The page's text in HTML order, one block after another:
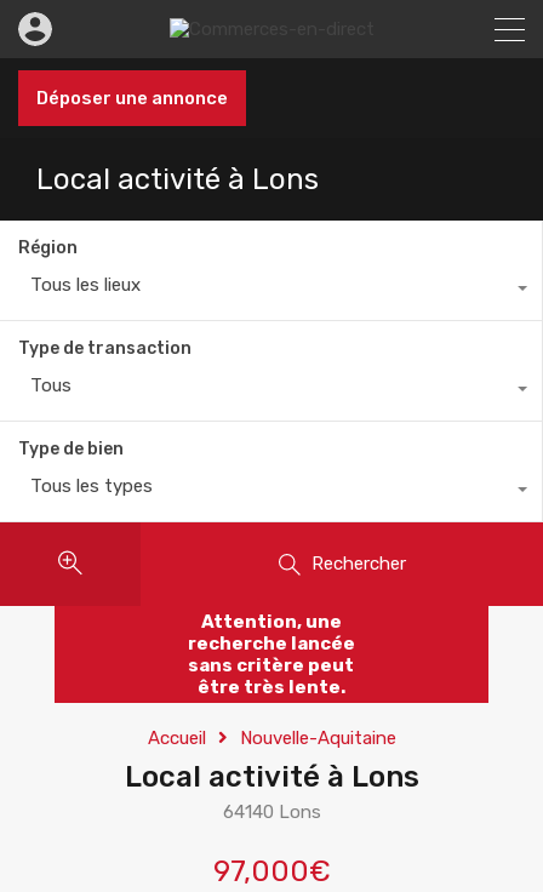
Déposer une annonce
Local activité à Lons
Région
Tous les lieux
Type de transaction
Tous
Type de bien
Tous les types
Rechercher
Attention, une
recherche lancée
sans critère peut
être très lente.
Accueil Nouvelle-Aquitaine
Local activité à Lons
64140 Lons
97,000€